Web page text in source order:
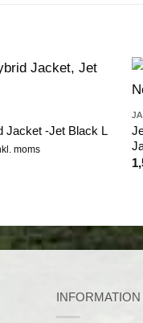
Jacket -Jet Black L
moms
INFORMATION